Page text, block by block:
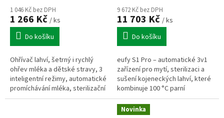
1 046 Kč bez DPH
1 266 Kč / ks
Do košíku
Ohřívač lahví, šetrný i rychlý
ohřev mléka a dětské stravy, 3
inteligentní režimy, automatické
promíchávání mléka, sterilizační
funkce, přesné nastavení
9 672 Kč bez DPH
11 703 Kč / ks
Do košíku
eufy S1 Pro – automatické 3v1
zařízení pro mytí, sterilizaci a
sušení kojeneckých lahví, které
kombinuje 100 °C parní
sterilizaci s účinností 99,99 %
bakterií (TÜV SÜD),...
Novinka